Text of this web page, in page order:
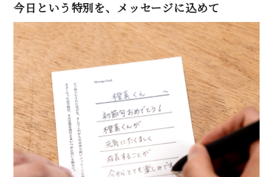
今日という特別を、メッセージに込めて